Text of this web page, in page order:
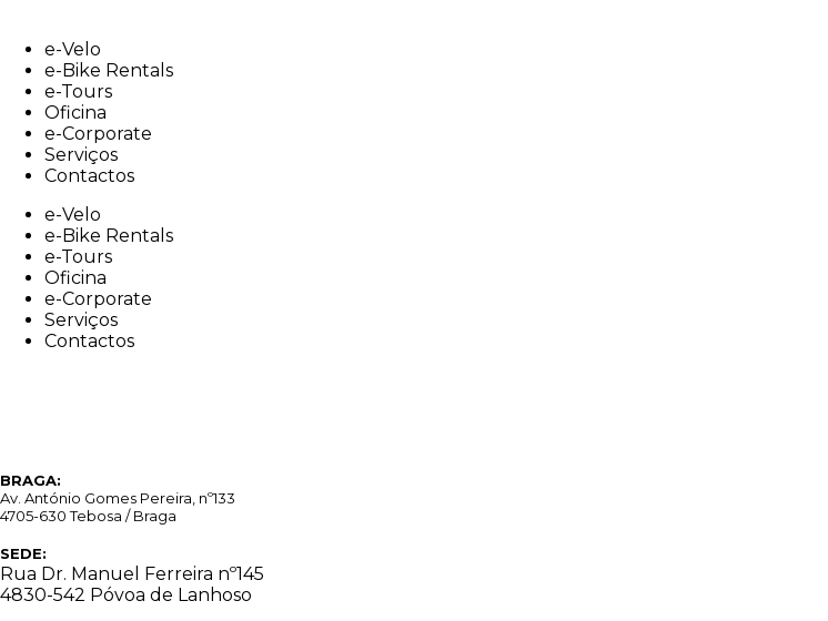
contente-Velo
e-Bike Rentals
e-Tours
Oficina
e-Corporate
Serviços
Contactos
e-Velo
e-Bike Rentals
e-Tours
Oficina
e-Corporate
Serviços
Contactos
BRAGA:
Av. António Gomes Pereira, nº133
4705-630 Tebosa / Braga
SEDE:
Rua Dr. Manuel Ferreira nº145
4830-542 Póvoa de Lanhoso